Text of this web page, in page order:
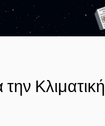
Κλιματική